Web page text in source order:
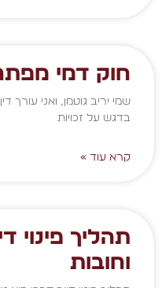
חוק דמי
שמי יריב גוטמן, ואני
בדגש על זכויות
קרא עוד »
תהליך פינוי
וחובות